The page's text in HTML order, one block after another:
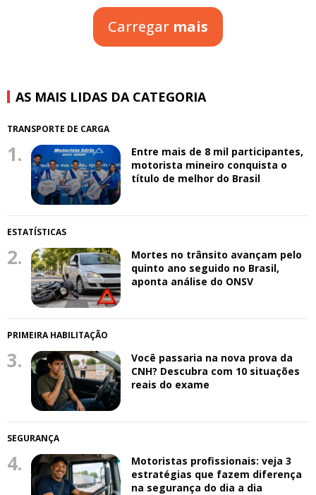
Carregar mais
AS MAIS LIDAS DA CATEGORIA
TRANSPORTE DE CARGA
1.
Entre mais de 8 mil participantes,
motorista mineiro conquista o
título de melhor do Brasil
ESTATÍSTICAS
2.
Mortes no trânsito avançam pelo
quinto ano seguido no Brasil,
aponta análise do ONSV
PRIMEIRA HABILITAÇÃO
3.
Você passaria na nova prova da
CNH? Descubra com 10 situações
reais do exame
SEGURANÇA
4.
Motoristas profissionais: veja 3
estratégias que fazem diferença
na segurança do dia a dia